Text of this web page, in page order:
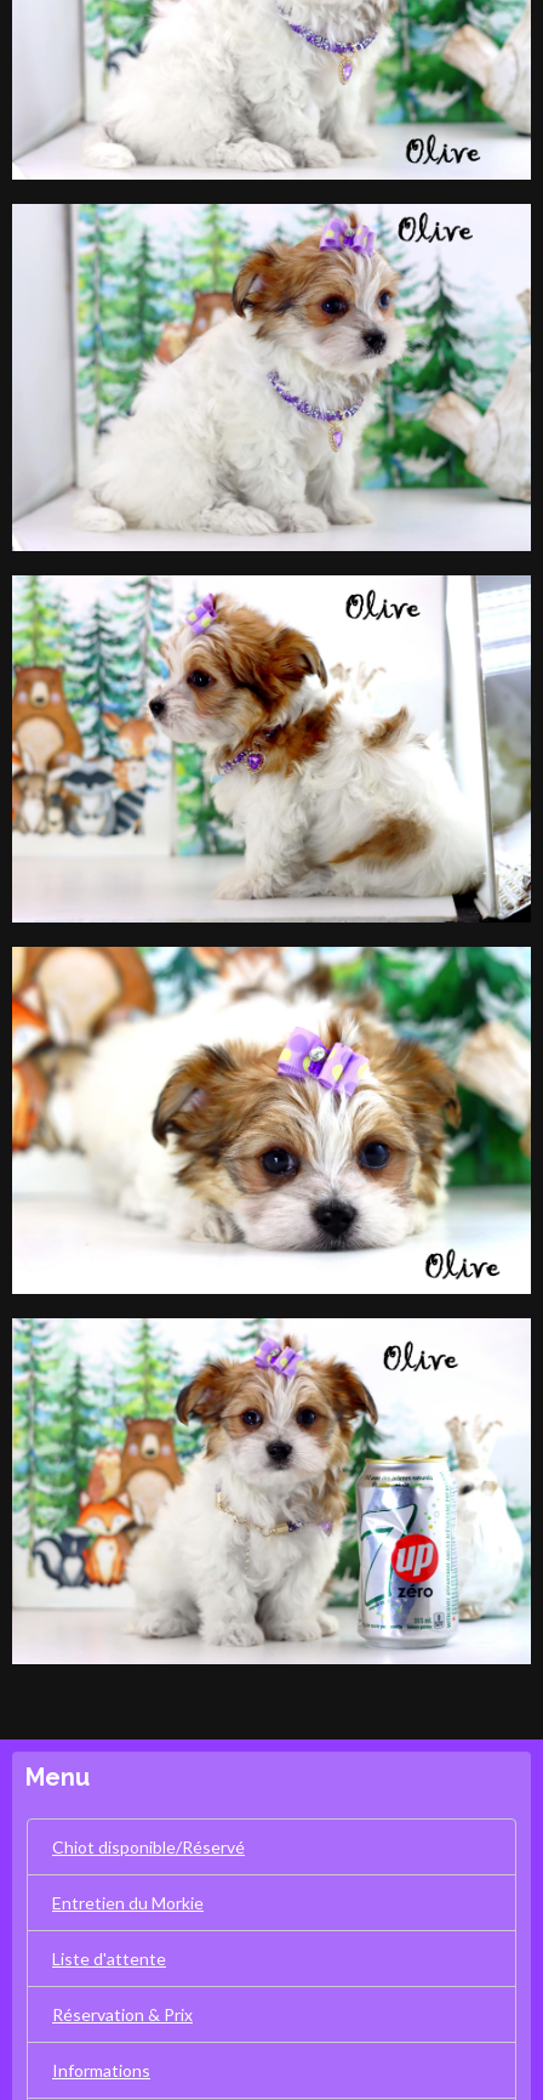
Menu
Chiot disponible/Réservé
Entretien du Morkie
Liste d'attente
Réservation & Prix
Informations